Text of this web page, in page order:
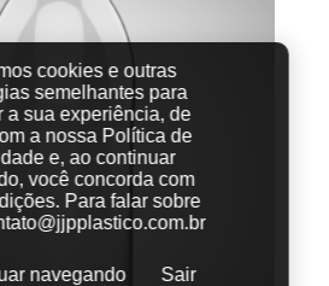
cookies e outras
semelhantes para
a sua experiência, de
a nossa Política de
e, ao continuar
você concorda com
Para falar sobre
navegando Sair